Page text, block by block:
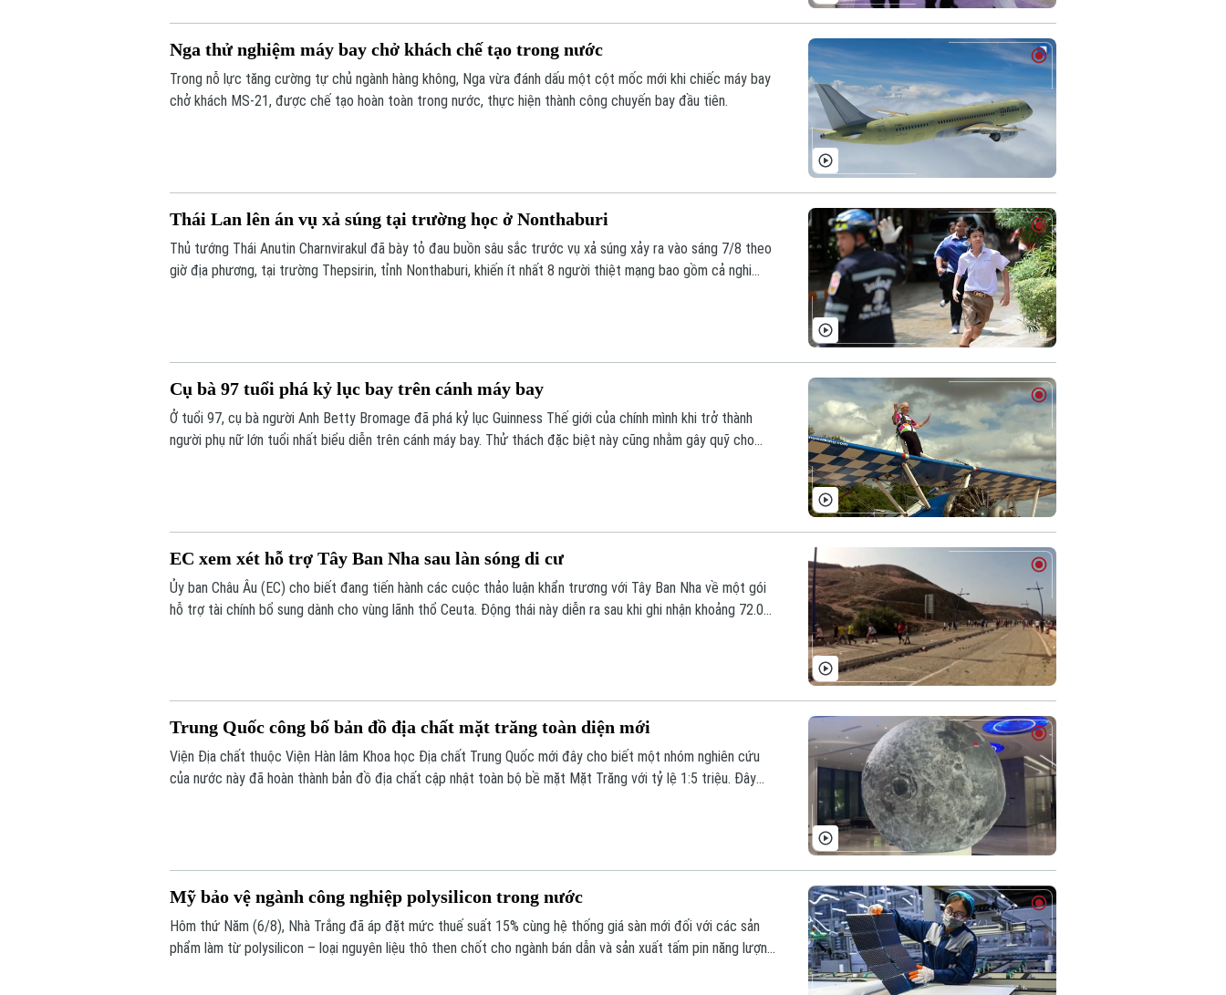
Nga thử nghiệm máy bay chở khách chế tạo trong nước
Trong nỗ lực tăng cường tự chủ ngành hàng không, Nga vừa đánh dấu một cột mốc mới khi chiếc máy bay
chở khách MS-21, được chế tạo hoàn toàn trong nước, thực hiện thành công chuyến bay đầu tiên.
Thái Lan lên án vụ xả súng tại trường học ở Nonthaburi
Thủ tướng Thái Anutin Charnvirakul đã bày tỏ đau buồn sâu sắc trước vụ xả súng xảy ra vào sáng 7/8 theo
giờ địa phương, tại trường Thepsirin, tỉnh Nonthaburi, khiến ít nhất 8 người thiệt mạng bao gồm cả nghi
Cụ bà 97 tuổi phá kỷ lục bay trên cánh máy bay
Ở tuổi 97, cụ bà người Anh Betty Bromage đã phá kỷ lục Guinness Thế giới của chính mình khi trở thành
người phụ nữ lớn tuổi nhất biểu diễn trên cánh máy bay. Thử thách đặc biệt này cũng nhằm gây quỹ cho
EC xem xét hỗ trợ Tây Ban Nha sau làn sóng di cư
Ủy ban Châu Âu (EC) cho biết đang tiến hành các cuộc thảo luận khẩn trương với Tây Ban Nha về một gói
hỗ trợ tài chính bổ sung dành cho vùng lãnh thổ Ceuta. Động thái này diễn ra sau khi ghi nhận khoảng 72.000
Trung Quốc công bố bản đồ địa chất mặt trăng toàn diện mới
Viện Địa chất thuộc Viện Hàn lâm Khoa học Địa chất Trung Quốc mới đây cho biết một nhóm nghiên cứu
của nước này đã hoàn thành bản đồ địa chất cập nhật toàn bộ bề mặt Mặt Trăng với tỷ lệ 1:5 triệu. Đây
Mỹ bảo vệ ngành công nghiệp polysilicon trong nước
Hôm thứ Năm (6/8), Nhà Trắng đã áp đặt mức thuế suất 15% cùng hệ thống giá sàn mới đối với các sản
phẩm làm từ polysilicon – loại nguyên liệu thô then chốt cho ngành bán dẫn và sản xuất tấm pin năng lượng